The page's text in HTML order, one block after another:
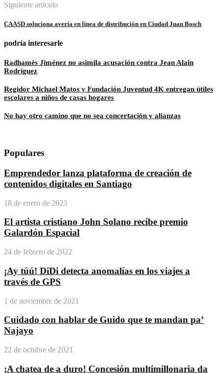
Siguiente articulo
CAASD soluciona avería en línea de distribución en Ciudad Juan Bosch
podría interesarle
Radhamés Jiménez no asimila acusación contra Jean Alain
Rodríguez
Regidor Michael Matos y Fundación Juventud 4K entregan útiles
escolares a niños de casas hogares
No hay otro camino que no sea concertación y alianzas
Populares
Emprendedor lanza plataforma de creación de
contenidos digitales en Santiago
18 de enero de 2023
El artista cristiano John Solano recibe premio
Galardón Espacial
24 de febrero de 2022
¡Ay túú! DiDi detecta anomalías en los viajes a
través de GPS
1 de noviembre de 2021
Cuidado con hablar de Guido que te mandan pa’
Najayo
22 de octubre de 2021
¡A chatea de a duro! Concesión multimillonaria da